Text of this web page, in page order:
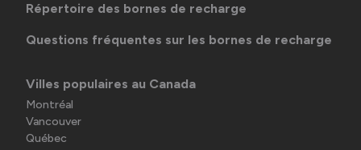
Répertoire des bornes de recharge
Questions fréquentes sur les bornes de recharge
Villes populaires au Canada
Montréal
Vancouver
Québec